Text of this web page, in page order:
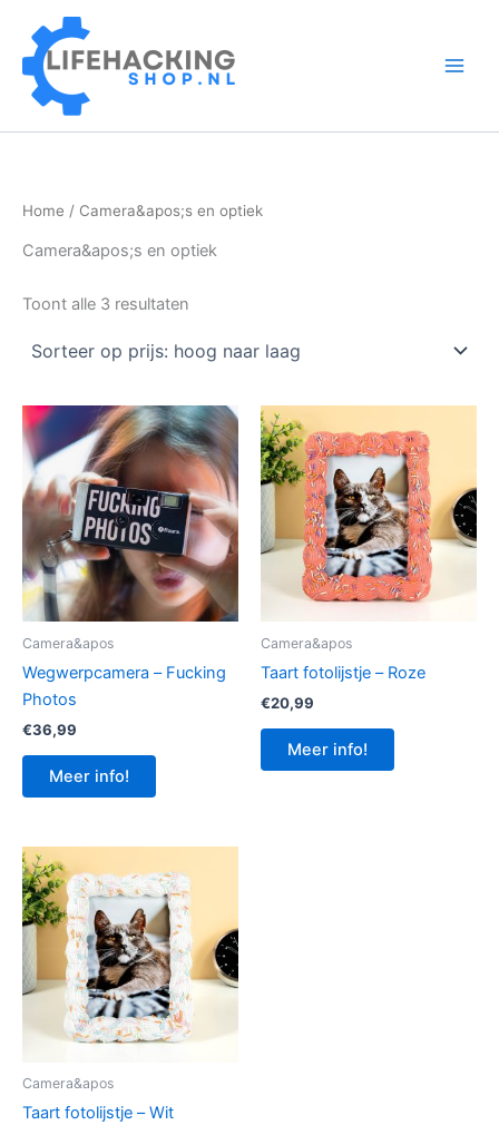
naar
inhoud
Home / Camera&apos;s en optiek
Camera&apos;s en optiek
Toont alle 3 resultaten
hoog
naar
Camera&apos
Wegwerpcamera – Fucking
Photos
€36,99
Meer info!
Camera&apos
Taart fotolijstje – Roze
€20,99
Meer info!
Camera&apos
Taart fotolijstje – Wit